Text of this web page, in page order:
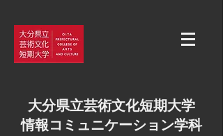
大分県立芸術文化短期大学
情報コミュニケーション学科